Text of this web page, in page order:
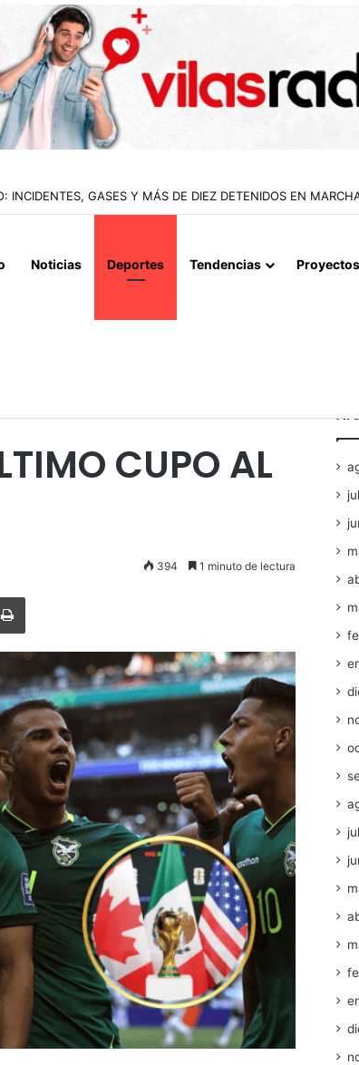
DE RELACIONES CONSULARES Y AVANZAN HACIA LA
Noticias Deportes Tendencias
CUPO AL
394 1 minuto de lectura
Imprimir